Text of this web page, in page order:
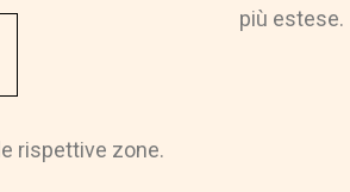
più estese.
rispettive zone.